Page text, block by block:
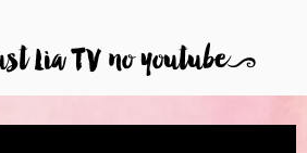
Lia TV no youtube9